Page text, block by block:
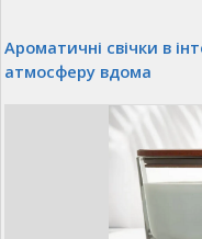
Ароматичні свічки в
атмосферу вдома